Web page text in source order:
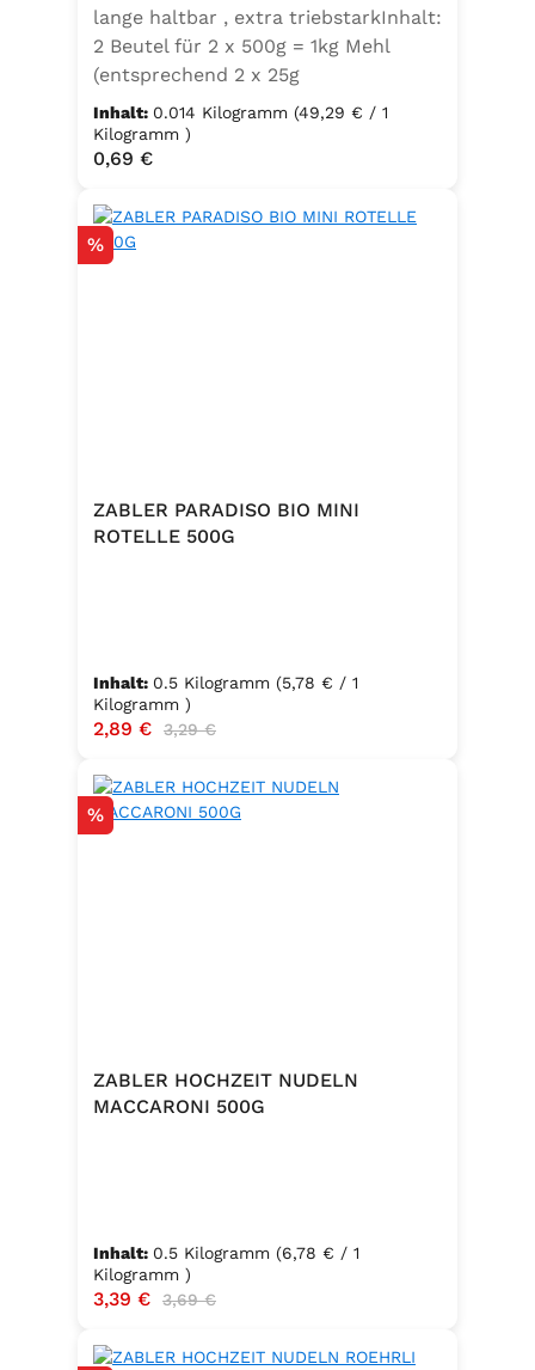
lange haltbar , extra triebstarkInhalt:
2 Beutel für 2 x 500g = 1kg Mehl
(entsprechend 2 x 25g
Frischhefe)Zutaten: Trockenbackhefe
, Emulgator E491 (Unter
Schutzatmosphäre verpackt)
Inhalt: 0.014 Kilogramm (49,29 € / 1
Kilogramm )
Regulärer Preis:
0,69 €
Rabatt
%
ZABLER PARADISO BIO MINI
ROTELLE 500G
Inhalt: 0.5 Kilogramm (5,78 € / 1
Kilogramm )
Verkaufspreis:
2,89 € Regulärer Preis:
3,29 €
Rabatt
%
ZABLER HOCHZEIT NUDELN
MACCARONI 500G
Inhalt: 0.5 Kilogramm (6,78 € / 1
Kilogramm )
Verkaufspreis:
3,39 € Regulärer Preis:
3,69 €